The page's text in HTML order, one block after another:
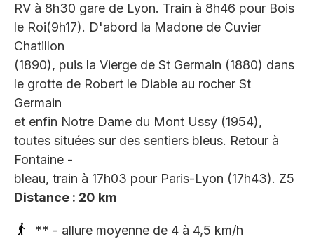
RV à 8h30 gare de Lyon. Train à 8h46 pour Bois
le Roi(9h17). D'abord la Madone de Cuvier
Chatillon
(1890), puis la Vierge de St Germain (1880) dans
le grotte de Robert le Diable au rocher St
Germain
et enfin Notre Dame du Mont Ussy (1954),
toutes situées sur des sentiers bleus. Retour à
Fontaine -
bleau, train à 17h03 pour Paris-Lyon (17h43). Z5
Distance : 20 km
** - allure moyenne de 4 à 4,5 km/h